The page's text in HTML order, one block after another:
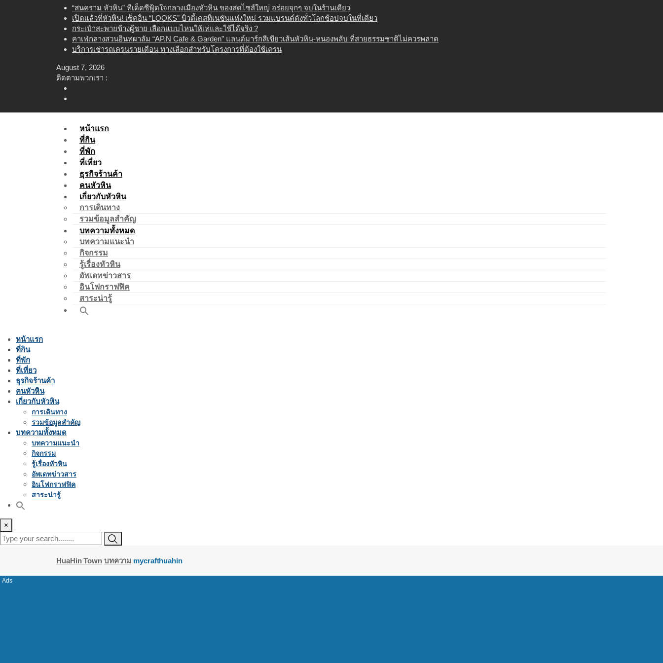
“สนคราม หัวหิน” ทีเด็ดซีฟู้ดใจกลางเมืองหัวหิน ของสดไซส์ใหญ่ อร่อยจุกๆ จบในร้านเดียว
เปิดแล้วที่หัวหิน! เช็คอิน “LOOKS” บิวตี้เดสทิเนชันแห่งใหม่ รวมแบรนด์ดังทั่วโลกช้อปจบในที่เดียว
กระเป๋าสะพายข้างผู้ชาย เลือกแบบไหนให้เท่และใช้ได้จริง ?
คาเฟ่กลางสวนอินทผาลัม “AP.N Cafe & Garden” แลนด์มาร์กสีเขียวเส้นหัวหิน-หนองพลับ ที่สายธรรมชาติไม่ควรพลาด
บริการเช่ารถเครนรายเดือน ทางเลือกสำหรับโครงการที่ต้องใช้เครน
August 7, 2026
ติดตามพวกเรา :
หน้าแรก
ที่กิน
ที่พัก
ที่เที่ยว
ธุรกิจร้านค้า
คนหัวหิน
เกี่ยวกับหัวหิน
การเดินทาง
รวมข้อมูลสำคัญ
บทความทั้งหมด
บทความแนะนำ
กิจกรรม
รู้เรื่องหัวหิน
อัพเดทข่าวสาร
อินโฟกราฟฟิค
สาระน่ารู้
หน้าแรก
ที่กิน
ที่พัก
ที่เที่ยว
ธุรกิจร้านค้า
คนหัวหิน
เกี่ยวกับหัวหิน
การเดินทาง
รวมข้อมูลสำคัญ
บทความทั้งหมด
บทความแนะนำ
กิจกรรม
รู้เรื่องหัวหิน
อัพเดทข่าวสาร
อินโฟกราฟฟิค
สาระน่ารู้
×
HuaHin Town บทความ mycrafthuahin